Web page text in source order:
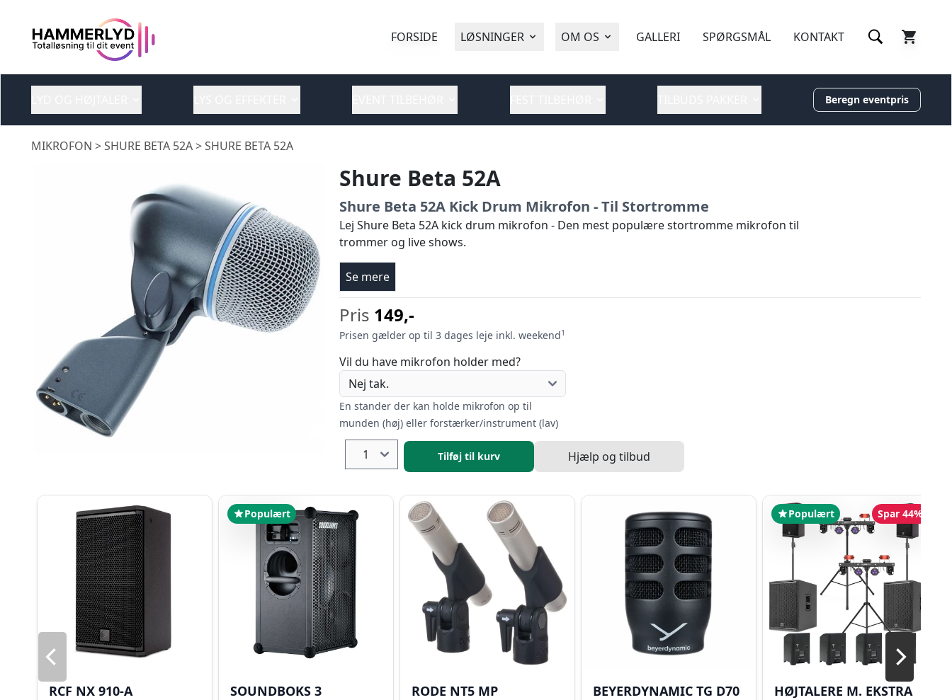
FORSIDE LØSNINGER OM OS GALLERI SPØRGSMÅL KONTAKT
Beregn eventpris
MIKROFON > SHURE BETA 52A > SHURE BETA 52A
Shure Beta 52A
Shure Beta 52A Kick Drum Mikrofon - Til Stortromme
Lej Shure Beta 52A kick drum mikrofon - Den mest populære stortromme mikrofon til
trommer og live shows.
Se mere
Pris 149,-
Prisen gælder op til 3 dages leje inkl. weekend1
Vil du have mikrofon holder med?
En stander der kan holde mikrofon op til
munden (høj) eller forstærker/instrument (lav)
Tilføj til kurv Hjælp og tilbud
RCF NX 910-A
Populært
SOUNDBOKS 3 RODE NT5 MP
BEYERDYNAMIC TG D70
Populært Spar 44%
HØJTALERE M. EKSTRA